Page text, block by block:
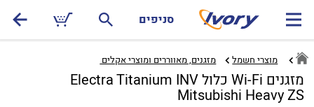
סניפים
מוצרי חשמל מזגנים, מאווררים ומוצרי אקלים ‏
מזגנים Wi-Fi כלול Electra Titanium INV
Mitsubishi Heavy ZS